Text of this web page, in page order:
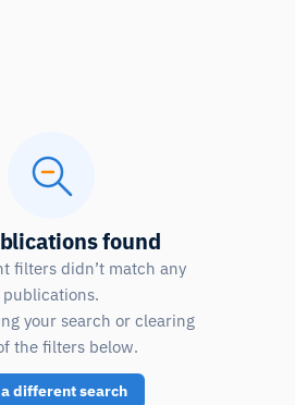
found
filters didn’t match any
publications.
your search or clearing
the filters below.
a different search